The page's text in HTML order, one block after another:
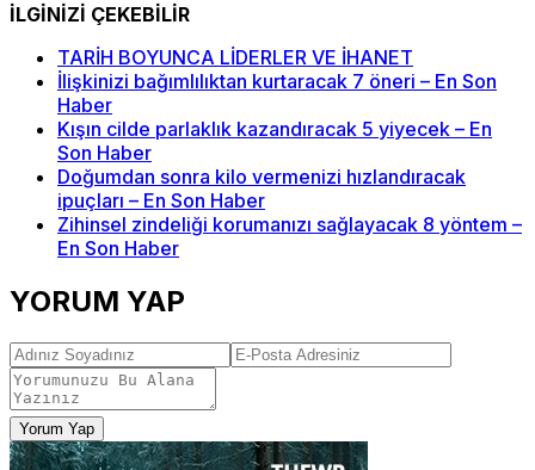
İLGİNİZİ ÇEKEBİLİR
TARİH BOYUNCA LİDERLER VE İHANET
İlişkinizi bağımlılıktan kurtaracak 7 öneri – En Son
Haber
Kışın cilde parlaklık kazandıracak 5 yiyecek – En
Son Haber
Doğumdan sonra kilo vermenizi hızlandıracak
ipuçları – En Son Haber
Zihinsel zindeliği korumanızı sağlayacak 8 yöntem –
En Son Haber
YORUM YAP
Yorum Yap